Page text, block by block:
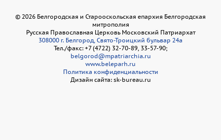
© 2026 Белгородская и Старооскольская епархия Белгородская
митрополия
Русская Православная Церковь Московский Патриархат
308000 г. Белгород, Свято-Троицкий бульвар 24а
Тел./факс: +7 (4722) 32-70-89, 33-57-90;
belgorod@mpatriarchia.ru
www.beleparh.ru
Политика конфиденциальности
Дизайн сайта: sk-bureau.ru